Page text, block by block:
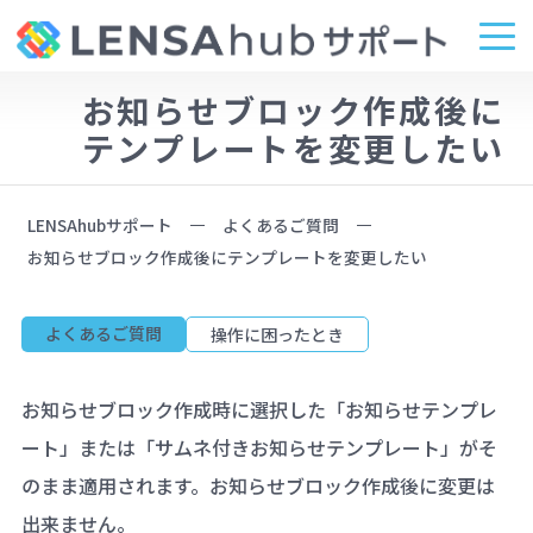
お知らせブロック作成後に
テンプレートを変更したい
LENSAhubサポート
よくあるご質問
お知らせブロック作成後にテンプレートを変更したい
よくあるご質問 操作に困ったとき
お知らせブロック作成時に選択した「お知らせテンプレ
ート」または「サムネ付きお知らせテンプレート」がそ
のまま適用されます。お知らせブロック作成後に変更は
出来ません。